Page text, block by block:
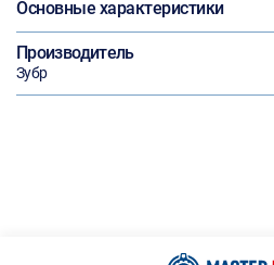
Основные характеристики
Производитель
Зубр